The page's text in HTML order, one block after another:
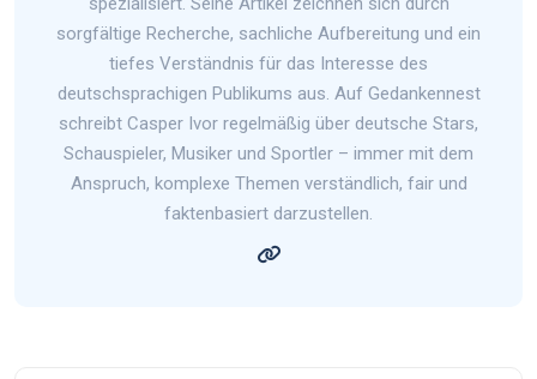
sorgfältige Recherche, sachliche Aufbereitung und ein
tiefes Verständnis für das Interesse des
deutschsprachigen Publikums aus. Auf Gedankennest
schreibt Casper Ivor regelmäßig über deutsche Stars,
Schauspieler, Musiker und Sportler – immer mit dem
Anspruch, komplexe Themen verständlich, fair und
faktenbasiert darzustellen.